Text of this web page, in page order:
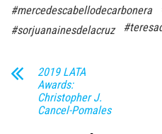
#mercedescabellodecarbonera
#sorjuanainesdelacruz
2019 LATA
Awards:
Christopher J.
Cancel-Pomales